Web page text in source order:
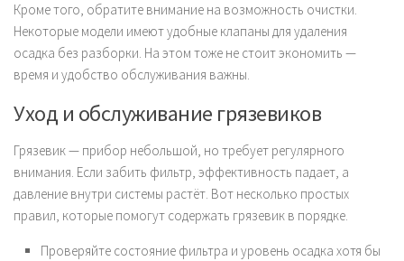
Кроме того, обратите внимание на возможность очистки.
Некоторые модели имеют удобные клапаны для удаления
осадка без разборки. На этом тоже не стоит экономить —
время и удобство обслуживания важны.
Уход и обслуживание грязевиков
Грязевик — прибор небольшой, но требует регулярного
внимания. Если забить фильтр, эффективность падает, а
давление внутри системы растёт. Вот несколько простых
правил, которые помогут содержать грязевик в порядке.
Проверяйте состояние фильтра и уровень осадка хотя бы